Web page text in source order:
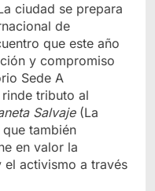
ciudad se prepara
de
que este año
y compromiso
Sede A
tributo al
Salvaje(La
también
en valor la
activismo a través